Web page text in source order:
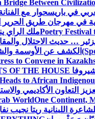
Between
في باريسحوار مع
في مهرجان طريق
Poetry Festivalملك الراي
… حديث الاحتلال
الكشف عن الأوسمة
to Convene in
OF THE HOUSE
to African
التعاون الأكاديمي
WorldOne Continent,
اللبنانية ريتا نجيب